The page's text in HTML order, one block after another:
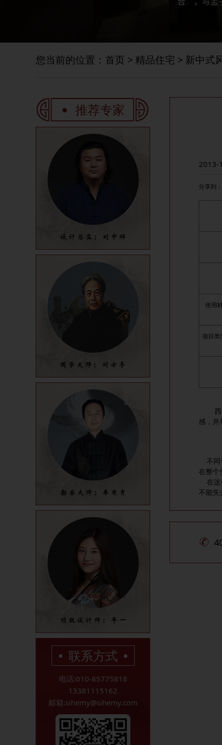
您当前的位置： 首页 > 精品住宅 > 新中式
推荐专家
联系方式
电话:010-85775818
13381115162
邮箱:sihemy@sihemy.com
2013-
分享到：
使用
项目类
西方
感，并
不同
在整个
在这
不能失